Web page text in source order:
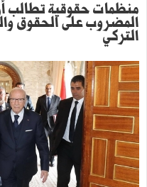
منظمات حقوقية تطالب
المضروب على الحقوق
التركي